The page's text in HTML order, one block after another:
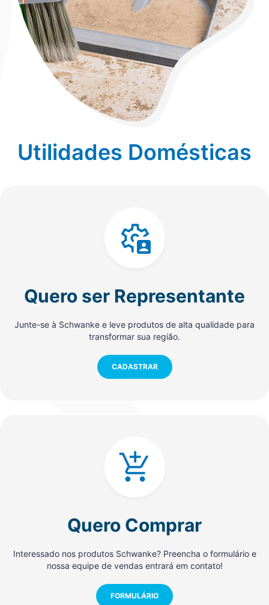
Utilidades Domésticas
Quero ser Representante
Junte-se à Schwanke e leve produtos de alta qualidade para
transformar sua região.
CADASTRAR
Quero Comprar
Interessado nos produtos Schwanke? Preencha o formulário e
nossa equipe de vendas entrará em contato!
FORMULÁRIO